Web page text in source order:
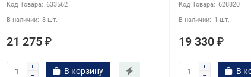
633562
8 шт.
21 275 ₽
В корзину
628820
1 шт.
19 330 ₽
В